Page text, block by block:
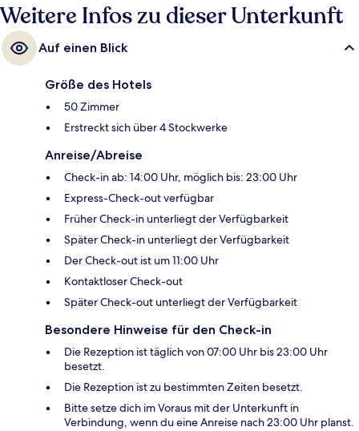
Weitere Infos zu dieser Unterkunft
Auf einen Blick
Größe des Hotels
50 Zimmer
Erstreckt sich über 4 Stockwerke
Anreise/Abreise
Check-in ab: 14:00 Uhr, möglich bis: 23:00 Uhr
Express-Check-out verfügbar
Früher Check-in unterliegt der Verfügbarkeit
Später Check-in unterliegt der Verfügbarkeit
Der Check-out ist um 11:00 Uhr
Kontaktloser Check-out
Später Check-out unterliegt der Verfügbarkeit
Besondere Hinweise für den Check-in
Die Rezeption ist täglich von 07:00 Uhr bis 23:00 Uhr
besetzt.
Die Rezeption ist zu bestimmten Zeiten besetzt.
Bitte setze dich im Voraus mit der Unterkunft in
Verbindung, wenn du eine Anreise nach 23:00 Uhr planst.